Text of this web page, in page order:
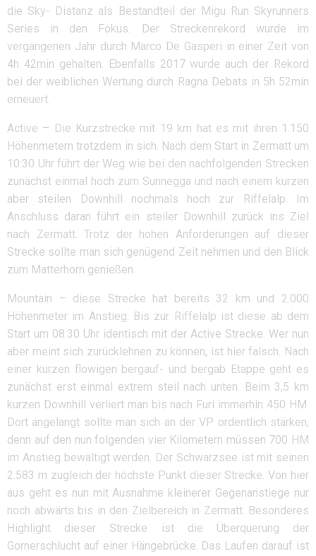
die Sky- Distanz als Bestandteil der Migu Run Skyrunners
Series in den Fokus. Der Streckenrekord wurde im
vergangenen Jahr durch Marco De Gasperi in einer Zeit von
4h 42min gehalten. Ebenfalls 2017 wurde auch der Rekord
bei der weiblichen Wertung durch Ragna Debats in 5h 52min
erneuert.
Active – Die Kurzstrecke mit 19 km hat es mit ihren 1.150
Höhenmetern trotzdem in sich. Nach dem Start in Zermatt um
10:30 Uhr führt der Weg wie bei den nachfolgenden Strecken
zunächst einmal hoch zum Sunnegga und nach einem kurzen
aber steilen Downhill nochmals hoch zur Riffelalp. Im
Anschluss daran führt ein steiler Downhill zurück ins Ziel
nach Zermatt. Trotz der hohen Anforderungen auf dieser
Strecke sollte man sich genügend Zeit nehmen und den Blick
zum Matterhorn genießen.
Mountain – diese Strecke hat bereits 32 km und 2.000
Höhenmeter im Anstieg. Bis zur Riffelalp ist diese ab dem
Start um 08:30 Uhr identisch mit der Active Strecke. Wer nun
aber meint sich zurücklehnen zu können, ist hier falsch. Nach
einer kurzen flowigen bergauf- und bergab Etappe geht es
zunächst erst einmal extrem steil nach unten. Beim 3,5 km
kurzen Downhill verliert man bis nach Furi immerhin 450 HM.
Dort angelangt sollte man sich an der VP ordentlich stärken,
denn auf den nun folgenden vier Kilometern müssen 700 HM
im Anstieg bewältigt werden. Der Schwarzsee ist mit seinen
2.583 m zugleich der höchste Punkt dieser Strecke. Von hier
aus geht es nun mit Ausnahme kleinerer Gegenanstiege nur
noch abwärts bis in den Zielbereich in Zermatt. Besonderes
Highlight dieser Strecke ist die Überquerung der
Gornerschlucht auf einer Hängebrücke. Das Laufen darauf ist